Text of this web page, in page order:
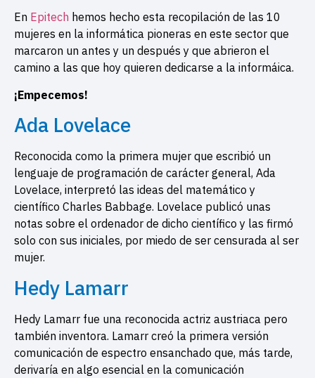
En Epitech hemos hecho esta recopilación de las 10
mujeres en la informática pioneras en este sector que
marcaron un antes y un después y que abrieron el
camino a las que hoy quieren dedicarse a la informáica.
¡Empecemos!
Ada Lovelace
Reconocida como la primera mujer que escribió un
lenguaje de programación de carácter general, Ada
Lovelace, interpretó las ideas del matemático y
científico Charles Babbage. Lovelace publicó unas
notas sobre el ordenador de dicho científico y las firmó
solo con sus iniciales, por miedo de ser censurada al ser
mujer.
Hedy Lamarr
Hedy Lamarr fue una reconocida actriz austriaca pero
también inventora. Lamarr creó la primera versión
comunicación de espectro ensanchado que, más tarde,
derivaría en algo esencial en la comunicación